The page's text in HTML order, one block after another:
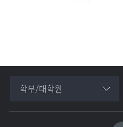
학부/대학원